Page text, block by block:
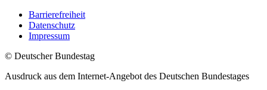
Barrierefreiheit
Datenschutz
Impressum
© Deutscher Bundestag
Ausdruck aus dem Internet-Angebot des Deutschen Bundestages